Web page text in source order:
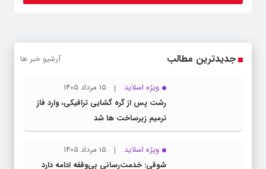
جدیدترین مطالب آرشیو خبر ها
ویژه اسلاید
15 مرداد 1405
رشت پس از گره گشایی ترافیکی، وارد فاز
ترمیم زیرساخت ها شد
ویژه اسلاید
15 مرداد 1405
شوقی: خدمت‌رسانی بی‌وقفه ادامه دارد